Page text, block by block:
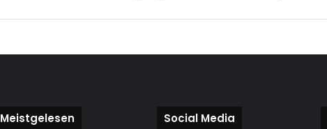
Meistgelesen Social Media